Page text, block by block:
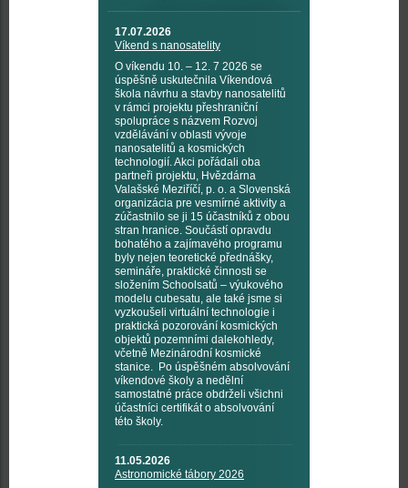
17.07.2026
Víkend s nanosatelity
O víkendu 10. – 12. 7 2026 se
úspěšně uskutečnila Víkendová
škola návrhu a stavby nanosatelitů
v rámci projektu přeshraniční
spolupráce s názvem Rozvoj
vzdělávání v oblasti vývoje
nanosatelitů a kosmických
technologií. Akci pořádali oba
partneři projektu, Hvězdárna
Valašské Meziříčí, p. o. a Slovenská
organizácia pre vesmírné aktivity a
zúčastnilo se ji 15 účastníků z obou
stran hranice. Součástí opravdu
bohatého a zajímavého programu
byly nejen teoretické přednášky,
semináře, praktické činnosti se
složením Schoolsatů – výukového
modelu cubesatu, ale také jsme si
vyzkoušeli virtuální technologie i
praktická pozorování kosmických
objektů pozemními dalekohledy,
včetně Mezinárodní kosmické
stanice. Po úspěšném absolvování
víkendové školy a nedělní
samostatné práce obdrželi všichni
účastníci certifikát o absolvování
této školy.
11.05.2026
Astronomické tábory 2026